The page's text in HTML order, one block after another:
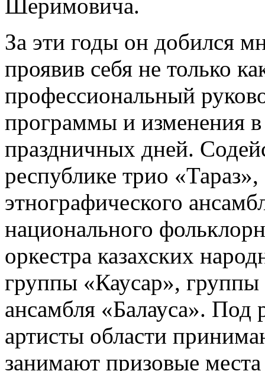
Шеримовича.
За эти годы он добился
проявив себя не только
профессиональный
программы и изменения в
праздничных дней.
республике трио
этнографического
национального
оркестра казахских
группы «Каусар»,
ансамбля «Балауса». Под
артисты области
занимают призовые